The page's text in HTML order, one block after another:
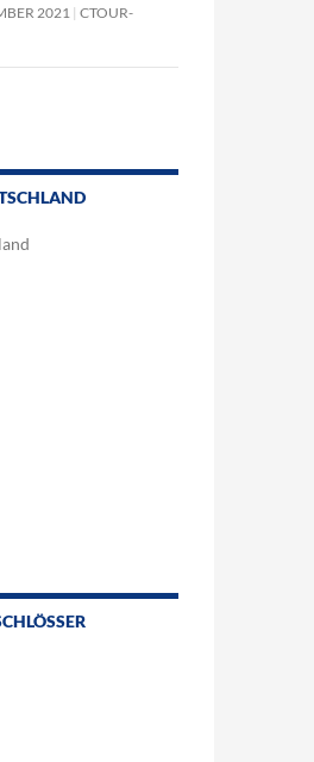
2021
CTOUR-